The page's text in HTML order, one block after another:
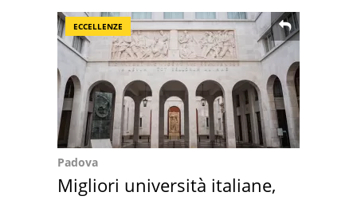
ECCELLENZE
Padova
Migliori università italiane,